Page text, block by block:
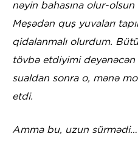
nəyin bahasına olur-
Meşədən quş yuvaları
qidalanmalı olurdum.
tövbə etdiyimi
sualdan sonra o, mənə
etdi.
Amma bu, uzun sürmədi…